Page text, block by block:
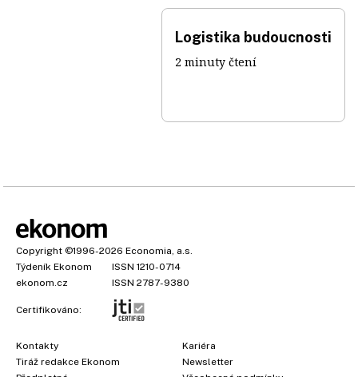
Logistika budoucnosti
2 minuty čtení
Copyright ©1996-2026 Economia, a.s.
Týdeník Ekonom
ISSN 1210-0714
ekonom.cz
ISSN 2787-9380
Certifikováno:
Kontakty
Tiráž redakce Ekonom
Kariéra
Newsletter